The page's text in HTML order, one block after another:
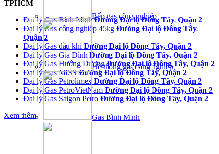
TPHCM
Đại lý Gas Bình MinhĐường Đại lộ Đông Tây, Quận 2
Đại lý Gas công nghiệp 45kg Đường Đại lộ Đông Tây,
Quận 2
Đại lý Gas dầu khíĐường Đại lộ Đông Tây, Quận 2
Đại lý Gas Gia Đình Đường Đại lộ Đông Tây, Quận 2
Đại lý Gas Hướng DươngĐường Đại lộ Đông Tây, Quận 2
Đại lý Gas MISSĐường Đại lộ Đông Tây, Quận 2
Đại lý Gas Petrolimex Đường Đại lộ Đông Tây, Quận 2
Đại lý Gas PetroVietNam Đường Đại lộ Đông Tây, Quận 2
Đại lý Gas Saigon Petro Đường Đại lộ Đông Tây, Quận 2
Xem thêm
Bếp gas công nghiệp
Hệ thống gas công nghiệp
Gas Bình Minh